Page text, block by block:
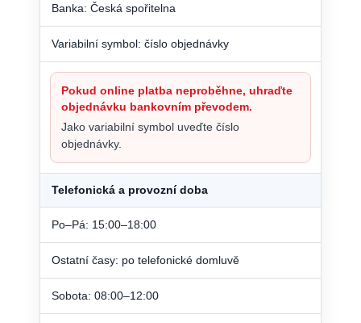
Banka: Česká spořitelna
Variabilní symbol: číslo objednávky
Pokud online platba neproběhne, uhraďte
objednávku bankovním převodem.
Jako variabilní symbol uveďte číslo
objednávky.
Telefonická a provozní doba
Po–Pá: 15:00–18:00
Ostatní časy: po telefonické domluvě
Sobota: 08:00–12:00